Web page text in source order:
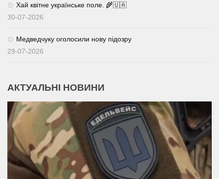
Хай квітне українське поле. 🌾🇺🇦
30-07-2026
Медведчуку оголосили нову підозру
29-07-2026
АКТУАЛЬНІ НОВИНИ